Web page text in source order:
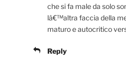
che si fa male da solo
lâ€™altra faccia della
maturo e autocritico
Reply